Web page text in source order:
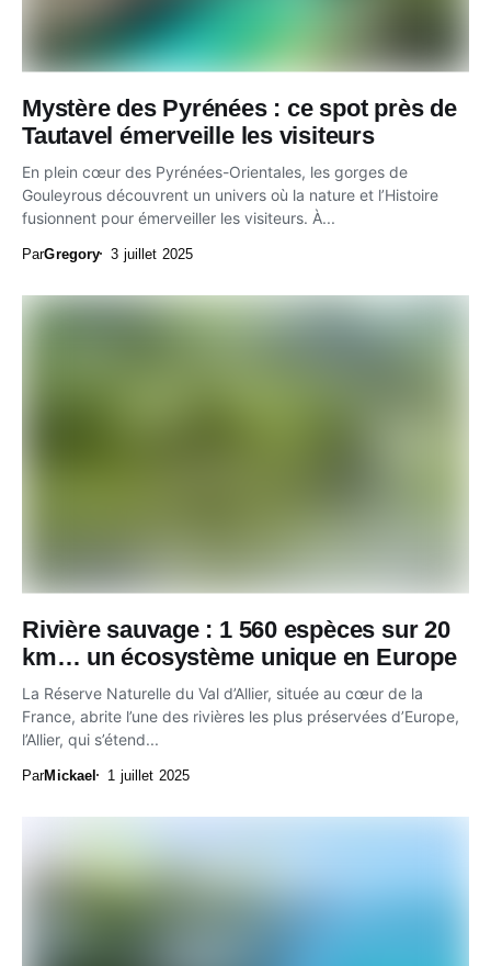
Mystère des Pyrénées : ce spot près de
Tautavel émerveille les visiteurs
En plein cœur des Pyrénées-Orientales, les gorges de
Gouleyrous découvrent un univers où la nature et l’Histoire
fusionnent pour émerveiller les visiteurs. À...
ParGregory 3 juillet 2025
Rivière sauvage : 1 560 espèces sur 20
km… un écosystème unique en Europe
La Réserve Naturelle du Val d’Allier, située au cœur de la
France, abrite l’une des rivières les plus préservées d’Europe,
l’Allier, qui s’étend...
ParMickael 1 juillet 2025